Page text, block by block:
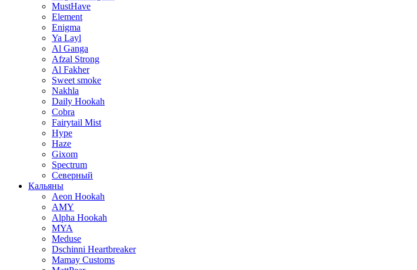
MustHave
Element
Enigma
Ya Layl
Al Ganga
Afzal Strong
Al Fakher
Sweet smoke
Nakhla
Daily Hookah
Cobra
Fairytail Mist
Hype
Haze
Gixom
Spectrum
Северный
Кальяны
Aeon Hookah
AMY
Alpha Hookah
MYA
Meduse
Dschinni Heartbreaker
Mamay Customs